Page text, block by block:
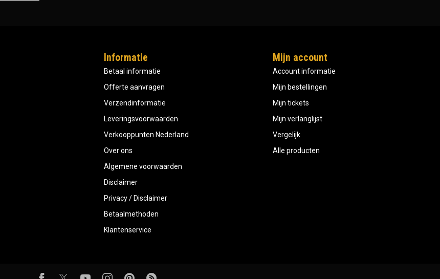
Informatie
Betaal informatie
Offerte aanvragen
Verzendinformatie
Leveringsvoorwaarden
Verkooppunten Nederland
Over ons
Algemene voorwaarden
Disclaimer
Privacy / Disclaimer
Betaalmethoden
Klantenservice
Mijn account
Account informatie
Mijn bestellingen
Mijn tickets
Mijn verlanglijst
Vergelijk
Alle producten